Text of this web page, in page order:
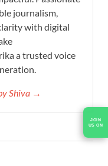
JOIN
journalism,
with digital
a trusted voice
Shiva →